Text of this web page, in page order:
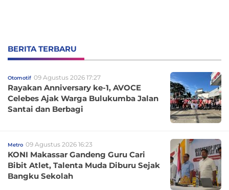
BERITA TERBARU
Otomotif 09 Agustus 2026 17:27
Rayakan Anniversary ke-1, AVOCE
Celebes Ajak Warga Bulukumba Jalan
Santai dan Berbagi
Metro 09 Agustus 2026 16:23
KONI Makassar Gandeng Guru Cari
Bibit Atlet, Talenta Muda Diburu Sejak
Bangku Sekolah